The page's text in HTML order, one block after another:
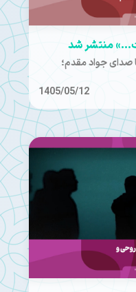
منتشر شد
صدای جواد مقدم؛
1405/05/12